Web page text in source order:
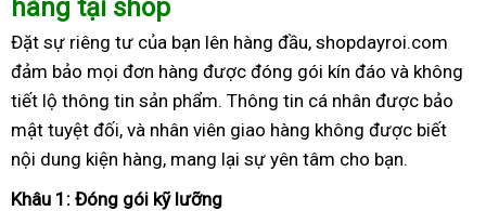
hàng tại shop
Đặt sự riêng tư của bạn lên hàng đầu, shopdayroi.com
đảm bảo mọi đơn hàng được đóng gói kín đáo và không
tiết lộ thông tin sản phẩm. Thông tin cá nhân được bảo
mật tuyệt đối, và nhân viên giao hàng không được biết
nội dung kiện hàng, mang lại sự yên tâm cho bạn.
Khâu 1: Đóng gói kỹ lưỡng